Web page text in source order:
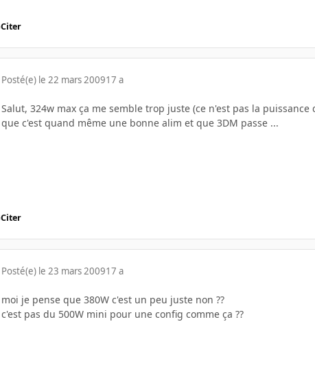
Citer
Posté(e) le 22 mars 200917 a
Salut, 324w max ça me semble trop juste (ce n'est pas la
que c'est quand même une bonne alim et que 3DM passe ...
Citer
Posté(e) le 23 mars 200917 a
moi je pense que 380W c'est un peu juste non ??
c'est pas du 500W mini pour une config comme ça ??